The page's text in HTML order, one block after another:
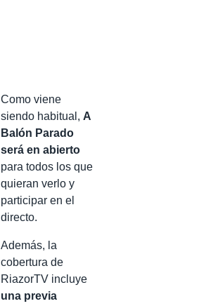
Como viene
siendo habitual, A
Balón Parado
será en abierto
para todos los que
quieran verlo y
participar en el
directo.
Además, la
cobertura de
RiazorTV incluye
una previa